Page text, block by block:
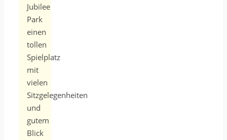
Jubilee
Park
einen
tollen
Spielplatz
mit
vielen
Sitzgelegenheiten
und
gutem
Blick